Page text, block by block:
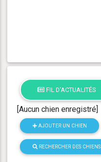
FIL D'ACTUALITÉS
[Aucun chien enregistré]
AJOUTER UN CHIEN
RECHERCHER DES CHIENS